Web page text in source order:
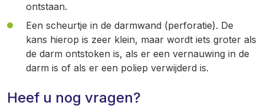
ontstaan.
Een scheurtje in de darmwand (perforatie). De
kans hierop is zeer klein, maar wordt iets groter als
de darm ontstoken is, als er een vernauwing in de
darm is of als er een poliep verwijderd is.
Heef u nog vragen?